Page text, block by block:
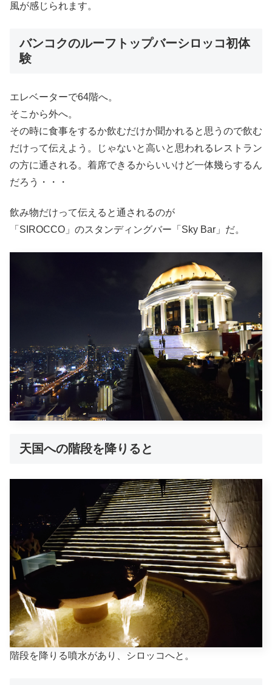
風が感じられます。
バンコクのルーフトップバーシロッコ初体
験
エレベーターで64階へ。
そこから外へ。
その時に食事をするか飲むだけか聞かれると思うので飲む
だけって伝えよう。じゃないと高いと思われるレストラン
の方に通される。着席できるからいいけど一体幾らするん
だろう・・・
飲み物だけって伝えると通されるのが
「SIROCCO」のスタンディングバー「Sky Bar」だ。
天国への階段を降りると
階段を降りる噴水があり、シロッコへと。